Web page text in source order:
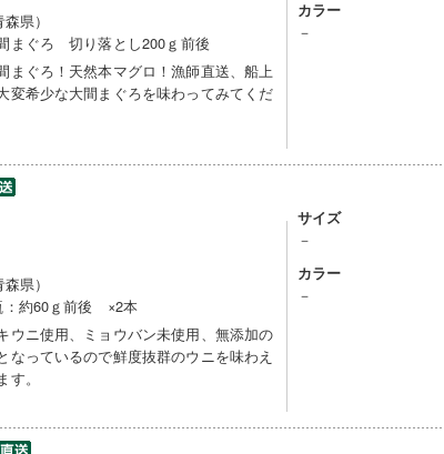
県）
まぐろ 切り落とし200ｇ前後
ぐろ！天然本マグロ！漁師直送、船上
変希少な大間まぐろを味わってみてくだ
カラー
－
県）
：約60ｇ前後 ×2本
ウニ使用、ミョウバン未使用、無添加の
なっているので鮮度抜群のウニを味わえ
。
サイズ
－
カラー
－